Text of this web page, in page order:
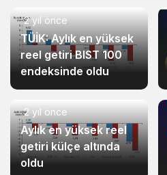
2 yıl önce
TÜİK: Aylık en yüksek
reel getiri BIST 100
endeksinde oldu
2 yıl önce
Aylık en yüksek reel
getiri külçe altında
oldu